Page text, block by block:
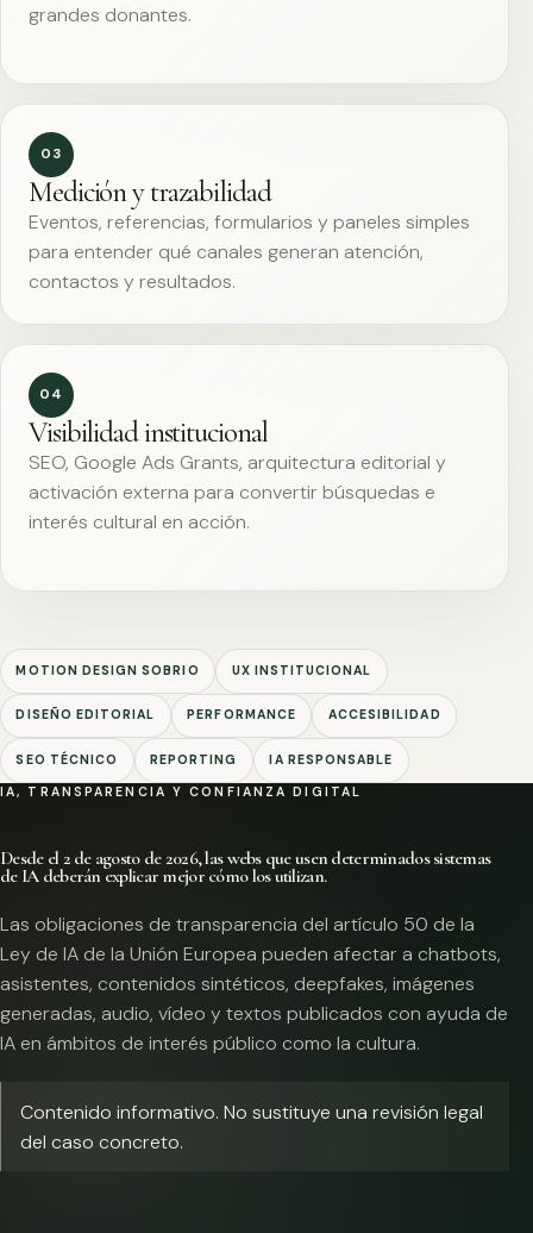
grandes donantes.
03
Medición y trazabilidad
Eventos, referencias, formularios y paneles simples
para entender qué canales generan atención,
contactos y resultados.
04
Visibilidad institucional
SEO, Google Ads Grants, arquitectura editorial y
activación externa para convertir búsquedas e
interés cultural en acción.
MOTION DESIGN SOBRIO UX INSTITUCIONAL
DISEÑO EDITORIAL PERFORMANCE ACCESIBILIDAD
SEO TÉCNICO REPORTING IA RESPONSABLE
IA, TRANSPARENCIA Y CONFIANZA DIGITAL
Desde el 2 de agosto de 2026, las webs que usen determinados sistemas
de IA deberán explicar mejor cómo los utilizan.
Las obligaciones de transparencia del artículo 50 de la
Ley de IA de la Unión Europea pueden afectar a chatbots,
asistentes, contenidos sintéticos, deepfakes, imágenes
generadas, audio, vídeo y textos publicados con ayuda de
IA en ámbitos de interés público como la cultura.
Contenido informativo. No sustituye una revisión legal
del caso concreto.